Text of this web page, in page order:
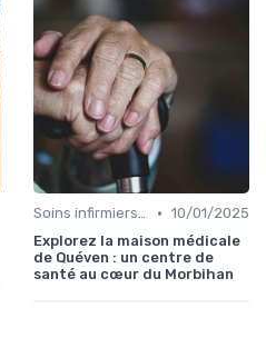
Soins infirmiers à domicile • 10/01/2025
Explorez la maison médicale
de Quéven : un centre de
santé au cœur du Morbihan